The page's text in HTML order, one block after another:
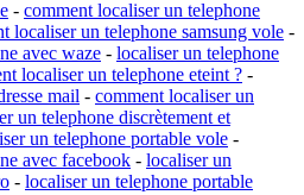
- comment localiser un telephone
localiser un telephone samsung vole -
avec waze - localiser un telephone
localiser un telephone eteint ? -
mail - comment localiser un
un telephone discrètement et
un telephone portable vole -
avec facebook - localiser un
- localiser un telephone portable